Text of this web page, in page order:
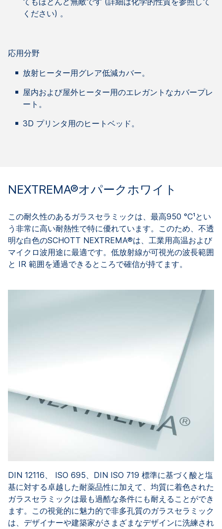
ください) 。
応用分野
放射ヒーター用グレア低減カバー。
屋内および屋外ヒーター用のエレガントなカバープレ
ート。
3D プリンタ用のヒートベッド。
NEXTREMA®オパークホワイト
この耐久性のあるガラスセラミックは、最高950 °C¹とい
う非常に高い耐熱性で特に優れています。このため、不透
明な白色のSCHOTT NEXTREMA®は、工業用高温および
マイクロ波用途に最適です。低放射線が可視光の波長範囲
と IR 範囲を通過できるところで確信が持てます。
DIN 12116、 ISO 695、DIN ISO 719 標準に基づく酸と塩
基に対する卓越した耐薬品性に加えて、均質に着色された
ガラスセラミックは最も過酷な条件にも耐えることができ
ます。この視覚的に魅力的で非多孔質のガラスセラミック
は、デザイナーや建築家がさまざまなデザインに洗練され